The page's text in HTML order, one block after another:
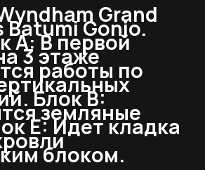
Grand
Batumi Gonio.
А: В первой
3 этаже
работы по
Блок B:
земляные
E: Идет кладка
блоком.